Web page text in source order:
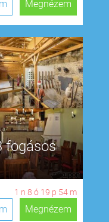
Megnézem
fogásos
1 n 8 ó 19 p 53 m
Megnézem